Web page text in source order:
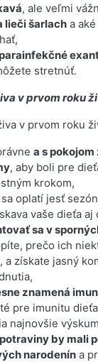
, ale veľmi
lieči šarlach a
stretnúť.
v prvom roku
v prvom roku
a s
, aby boli pre
krokom,
oplatí jesť
vaše dieťa aj
sa v
prečo ich
a získate jasný
znamená
pre imunitu
najnovšie
by mali
narodenín a